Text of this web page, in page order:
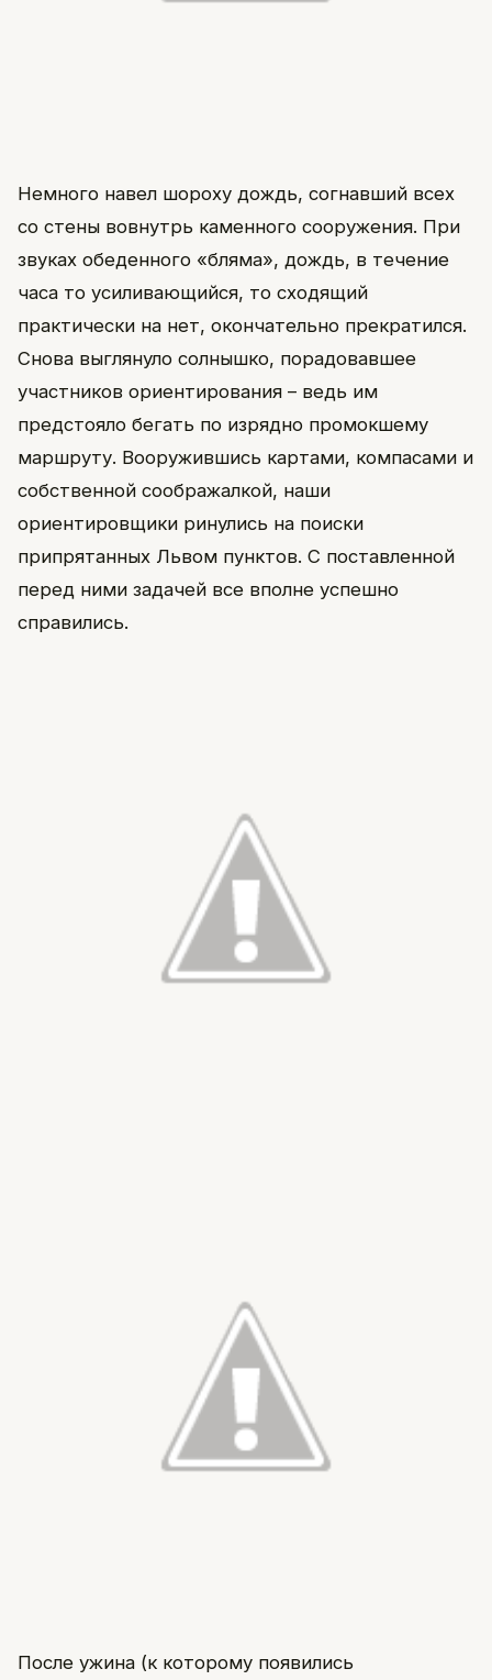
Немного навел шороху дождь, согнавший всех
со стены вовнутрь каменного сооружения. При
звуках обеденного «бляма», дождь, в течение
часа то усиливающийся, то сходящий
практически на нет, окончательно прекратился.
Снова выглянуло солнышко, порадовавшее
участников ориентирования – ведь им
предстояло бегать по изрядно промокшему
маршруту. Вооружившись картами, компасами и
собственной соображалкой, наши
ориентировщики ринулись на поиски
припрятанных Львом пунктов. С поставленной
перед ними задачей все вполне успешно
справились.
После ужина (к которому появились